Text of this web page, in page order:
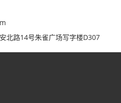
北路14号朱雀广场写字楼D307